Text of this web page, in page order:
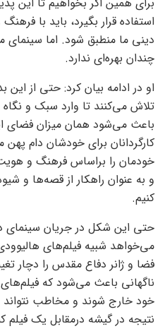
استفاده قرار بگیرد، باید با
دینی ما منطبق شود. اما سینمای
چندان بهره‌ای ندارد.
او در ادامه بیان کرد: حتی از این
تلاش می‌کنند تا وارد سبک و
باعث می‌شود همان میزان فضای
کارگردانان برای خودشان دام
خودمان را براساس فرهنگ و هویت
و به عنوان راهکار از قصه‌ها و
کنیم.
حتی این شکل در جریان
می‌خواهد شبیه فیلم‌های
فضا و ژانر دفاع مقدس را دچار
ناگهانی باعث می‌شود که
خود خارج شوند و مخاطب نتواند
نتیجه در گیشه درمقابل یک